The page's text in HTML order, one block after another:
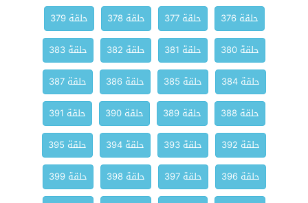
حلقة 376
حلقة 377 حلقة 378
حلقة 379
حلقة 380
حلقة 381 حلقة 382
حلقة 383
حلقة 384
حلقة 385 حلقة 386
حلقة 387
حلقة 388
حلقة 389 حلقة 390
حلقة 391
حلقة 392
حلقة 393 حلقة 394
حلقة 395
حلقة 396
حلقة 397 حلقة 398
حلقة 399